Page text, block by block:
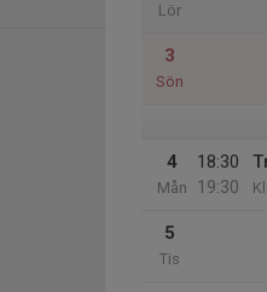
Lör
3
Sön
4
Mån
18:30
19:30
5
Tis